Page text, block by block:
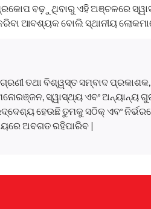
ବଢ଼ୁଥିବାରୁ ଏହି ଅଞ୍ଚଳରେ
ଆବଶ୍ୟକ ବୋଲି ସ୍ଥାନୀୟ
ତଥା ବିଶ୍ୱସ୍ତ ସମ୍ବାଦ
ମନୋରଞ୍ଜନ, ସ୍ୱାସ୍ଥ୍ୟ ଏବଂ
ହେଉଛି ତୁମକୁ ସଠିକ୍ ଏବଂ
ଅବଗତ ରହିପାରିବ |